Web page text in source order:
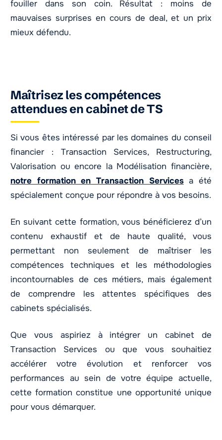
fouiller dans son coin. Résultat : moins de
mauvaises surprises en cours de deal, et un prix
mieux défendu.
Maîtrisez les compétences
attendues en cabinet de TS
Si vous êtes intéressé par les domaines du conseil
financier : Transaction Services, Restructuring,
Valorisation ou encore la Modélisation financière,
notre formation en Transaction Servicesa été
spécialement conçue pour répondre à vos besoins.
En suivant cette formation, vous bénéficierez d’un
contenu exhaustif et de haute qualité, vous
permettant non seulement de maîtriser les
compétences techniques et les méthodologies
incontournables de ces métiers, mais également
de comprendre les attentes spécifiques des
cabinets spécialisés.
Que vous aspiriez à intégrer un cabinet de
Transaction Services ou que vous souhaitiez
accélérer votre évolution et renforcer vos
performances au sein de votre équipe actuelle,
cette formation constitue une opportunité unique
pour vous démarquer.